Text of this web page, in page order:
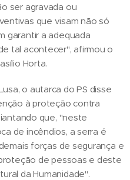
ser agravada ou
que visam não só
garantir a adequada
tal acontecer", afirmou o
Horta.
o autarca do PS disse
à proteção contra
que, "neste
de incêndios, a serra é
forças de segurança e
de pessoas e deste
da Humanidade".